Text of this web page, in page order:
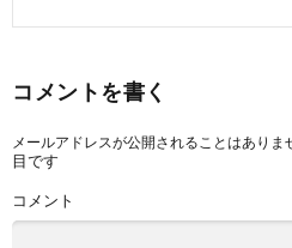
コメントを書く
メールアドレスが公開されることはありま
目です
コメント